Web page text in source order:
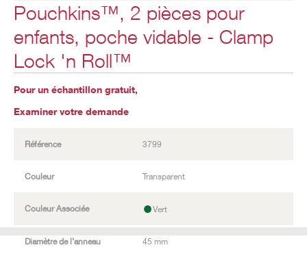
Pouchkins™, 2 pièces pour
enfants, poche vidable - Clamp
Lock 'n Roll™
Pour un échantillon gratuit,
Examiner votre demande
Référence 3799
Couleur Transparent
Couleur Associée •Vert
Diamètre de l’anneau 45 mm